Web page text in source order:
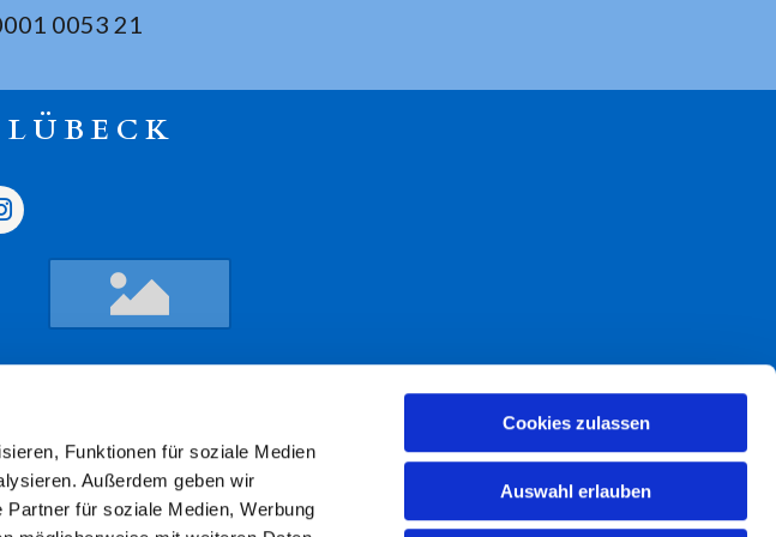
Funktionen für soziale Medien
Außerdem geben wir
für soziale Medien, Werbung
Cookies zulassen
Auswahl erlauben
0053 21
Barrierefreiheit